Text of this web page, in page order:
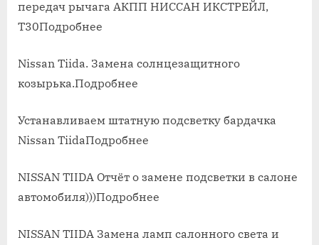
передач рычага АКПП НИССАН ИКСТРЕЙЛ,
Т30Подробнее
Nissan Tiida. Замена солнцезащитного
козырька.Подробнее
Устанавливаем штатную подсветку бардачка
Nissan TiidaПодробнее
NISSAN TIIDA Отчёт о замене подсветки в салоне
автомобиля)))Подробнее
NISSAN TIIDA Замена ламп салонного света и